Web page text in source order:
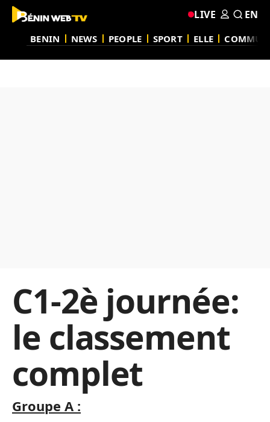
BENIN NEWS PEOPLE SPORT ELLE
LIVE EN
C1-2è journée:
le classement
complet
Groupe A :